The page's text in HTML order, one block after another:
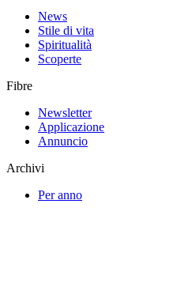
News
Stile di vita
Spiritualità
Scoperte
Fibre
Newsletter
Applicazione
Annuncio
Archivi
Per anno